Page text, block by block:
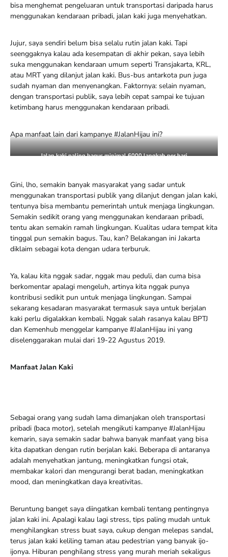
bisa menghemat pengeluaran untuk transportasi daripada harus
menggunakan kendaraan pribadi, jalan kaki juga menyehatkan.
Jujur, saya sendiri belum bisa selalu rutin jalan kaki. Tapi
seenggaknya kalau ada kesempatan di akhir pekan, saya lebih
suka menggunakan kendaraan umum seperti Transjakarta, KRL,
atau MRT yang dilanjut jalan kaki. Bus-bus antarkota pun juga
sudah nyaman dan menyenangkan. Faktornya: selain nyaman,
dengan transportasi publik, saya lebih cepat sampai ke tujuan
ketimbang harus menggunakan kendaraan pribadi.
Apa manfaat lain dari kampanye #JalanHijau ini?
Jalan kaki paling bagus minimal 6000 langkah per hari
Gini, lho, semakin banyak masyarakat yang sadar untuk
menggunakan transportasi publik yang dilanjut dengan jalan kaki,
tentunya bisa membantu pemerintah untuk menjaga lingkungan.
Semakin sedikit orang yang menggunakan kendaraan pribadi,
tentu akan semakin ramah lingkungan. Kualitas udara tempat kita
tinggal pun semakin bagus. Tau, kan? Belakangan ini Jakarta
diklaim sebagai kota dengan udara terburuk.
Ya, kalau kita nggak sadar, nggak mau peduli, dan cuma bisa
berkomentar apalagi mengeluh, artinya kita nggak punya
kontribusi sedikit pun untuk menjaga lingkungan. Sampai
sekarang kesadaran masyarakat termasuk saya untuk berjalan
kaki perlu digalakkan kembali. Nggak salah rasanya kalau BPTJ
dan Kemenhub menggelar kampanye #JalanHijau ini yang
diselenggarakan mulai dari 19-22 Agustus 2019.
Manfaat Jalan Kaki
Sebagai orang yang sudah lama dimanjakan oleh transportasi
pribadi (baca motor), setelah mengikuti kampanye #JalanHijau
kemarin, saya semakin sadar bahwa banyak manfaat yang bisa
kita dapatkan dengan rutin berjalan kaki. Beberapa di antaranya
adalah menyehatkan jantung, meningkatkan fungsi otak,
membakar kalori dan mengurangi berat badan, meningkatkan
mood, dan meningkatkan daya kreativitas.
Beruntung banget saya diingatkan kembali tentang pentingnya
jalan kaki ini. Apalagi kalau lagi stress, tips paling mudah untuk
menghilangkan stress buat saya, cukup dengan melepas sandal,
terus jalan kaki keliling taman atau pedestrian yang banyak ijo-
ijonya. Hiburan penghilang stress yang murah meriah sekaligus